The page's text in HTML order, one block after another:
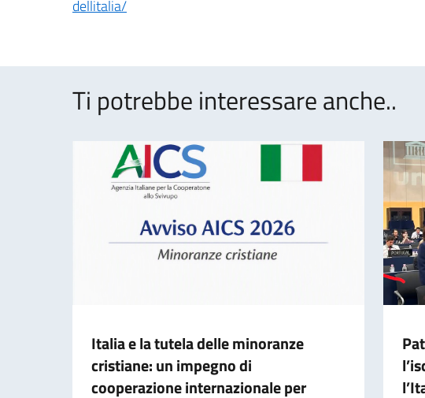
dellitalia/
Ti potrebbe interessare anche..
Italia e la tutela delle minoranze
cristiane: un impegno di
cooperazione internazionale per